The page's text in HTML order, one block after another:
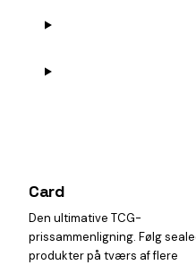
Card
Den ultimative TCG-
prissammenligning. Følg
produkter på tværs af flere